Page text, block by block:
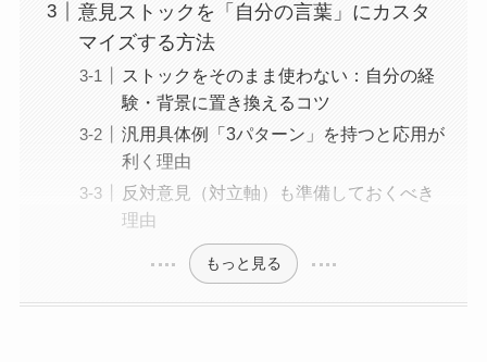
意見ストックを「自分の言葉」にカスタ
マイズする方法
ストックをそのまま使わない：自分の経
験・背景に置き換えるコツ
汎用具体例「3パターン」を持つと応用が
利く理由
反対意見（対立軸）も準備しておくべき
理由
もっと見る